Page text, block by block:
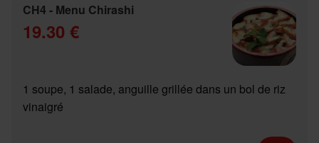
CH4 - Menu Chirashi
19.30 €
1 soupe, 1 salade, anguille grillée dans un bol de riz
vinaigré